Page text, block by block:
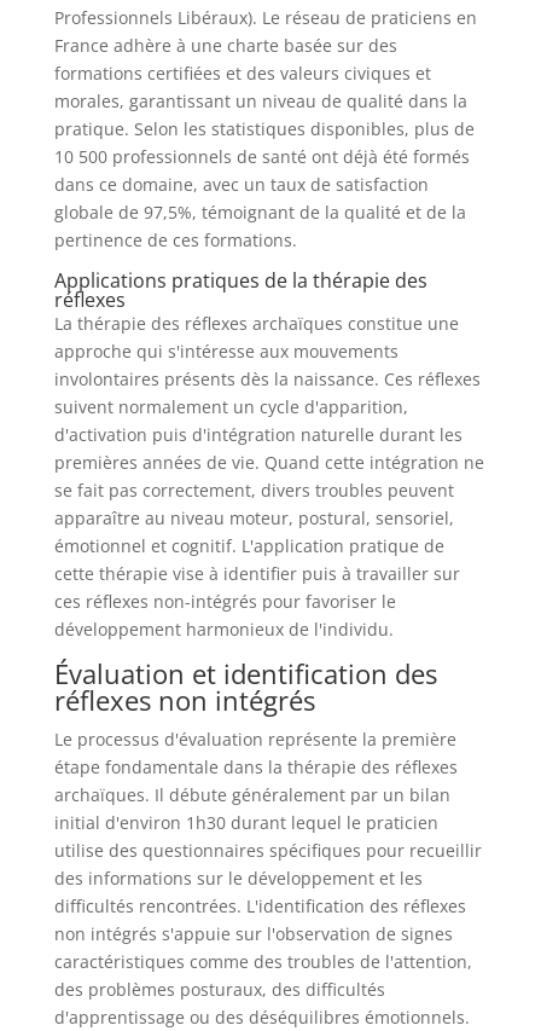
Professionnels Libéraux). Le réseau de praticiens en
France adhère à une charte basée sur des
formations certifiées et des valeurs civiques et
morales, garantissant un niveau de qualité dans la
pratique. Selon les statistiques disponibles, plus de
10 500 professionnels de santé ont déjà été formés
dans ce domaine, avec un taux de satisfaction
globale de 97,5%, témoignant de la qualité et de la
pertinence de ces formations.
Applications pratiques de la thérapie des
réflexes
La thérapie des réflexes archaïques constitue une
approche qui s'intéresse aux mouvements
involontaires présents dès la naissance. Ces réflexes
suivent normalement un cycle d'apparition,
d'activation puis d'intégration naturelle durant les
premières années de vie. Quand cette intégration ne
se fait pas correctement, divers troubles peuvent
apparaître au niveau moteur, postural, sensoriel,
émotionnel et cognitif. L'application pratique de
cette thérapie vise à identifier puis à travailler sur
ces réflexes non-intégrés pour favoriser le
développement harmonieux de l'individu.
Évaluation et identification des
réflexes non intégrés
Le processus d'évaluation représente la première
étape fondamentale dans la thérapie des réflexes
archaïques. Il débute généralement par un bilan
initial d'environ 1h30 durant lequel le praticien
utilise des questionnaires spécifiques pour recueillir
des informations sur le développement et les
difficultés rencontrées. L'identification des réflexes
non intégrés s'appuie sur l'observation de signes
caractéristiques comme des troubles de l'attention,
des problèmes posturaux, des difficultés
d'apprentissage ou des déséquilibres émotionnels.